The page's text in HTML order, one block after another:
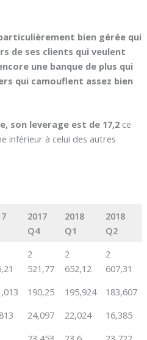
bien gérée qui
de ses clients qui veulent
une banque de plus qui
qui camouflent assez bien
son leverage est de 17,2ce
inférieur à celui des autres
2017
Q4
2018
Q1
2018
Q2
2
521,77
2
652,12
2
607,31
190,25 195,924
183,607
24,097 22,024
16,385